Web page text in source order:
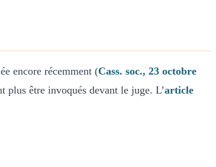
encore récemment (Cass. soc., 23 octobre
plus être invoqués devant le juge. L’article